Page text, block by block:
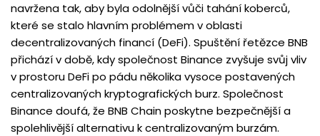
navržena tak, aby byla odolnější vůči tahání koberců,
které se stalo hlavním problémem v oblasti
decentralizovaných financí (DeFi). Spuštění řetězce BNB
přichází v době, kdy společnost Binance zvyšuje svůj vliv
v prostoru DeFi po pádu několika vysoce postavených
centralizovaných kryptografických burz. Společnost
Binance doufá, že BNB Chain poskytne bezpečnější a
spolehlivější alternativu k centralizovaným burzám.